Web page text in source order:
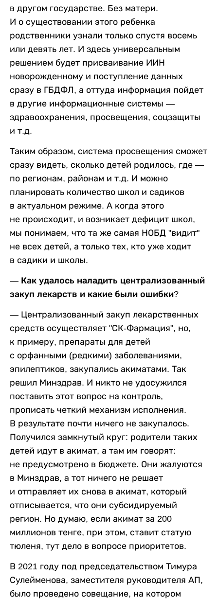
в другом государстве. Без матери.
И о существовании этого ребенка
родственники узнали только спустя восемь
или девять лет. И здесь универсальным
решением будет присваивание ИИН
новорожденному и поступление данных
сразу в ГБДФЛ, а оттуда информация пойдет
в другие информационные системы —
здравоохранения, просвещения, соцзащиты
и т.д.
Таким образом, система просвещения сможет
сразу видеть, сколько детей родилось, где —
по регионам, районам и т.д. И можно
планировать количество школ и садиков
в актуальном режиме. А когда этого
не происходит, и возникает дефицит школ,
мы понимаем, что та же самая НОБД "видит"
не всех детей, а только тех, кто уже ходит
в садики и школы.
— Как удалось наладить централизованный
закуп лекарств и какие были ошибки?
— Централизованный закуп лекарственных
средств осуществляет "СК-Фармация", но,
к примеру, препараты для детей
с орфанными (редкими) заболеваниями,
эпилептиков, закупались акиматами. Так
решил Минздрав. И никто не удосужился
поставить этот вопрос на контроль,
прописать четкий механизм исполнения.
В результате почти ничего не закупалось.
Получился замкнутый круг: родители таких
детей идут в акимат, а там им говорят:
не предусмотрено в бюджете. Они жалуются
в Минздрав, а тот ничего не решает
и отправляет их снова в акимат, который
отписывается, что они субсидируемый
регион. Но думаю, если акимат за 200
миллионов тенге, при этом, ставит статую
тюленя, тут дело в вопросе приоритетов.
В 2021 году под председательством Тимура
Сулейменова, заместителя руководителя АП,
было проведено совещание, на котором